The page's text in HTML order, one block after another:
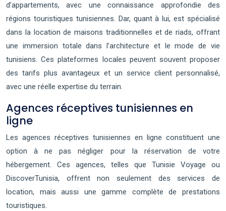
d’appartements, avec une connaissance approfondie des
régions touristiques tunisiennes. Dar, quant à lui, est spécialisé
dans la location de maisons traditionnelles et de riads, offrant
une immersion totale dans l’architecture et le mode de vie
tunisiens. Ces plateformes locales peuvent souvent proposer
des tarifs plus avantageux et un service client personnalisé,
avec une réelle expertise du terrain.
Agences réceptives tunisiennes en
ligne
Les agences réceptives tunisiennes en ligne constituent une
option à ne pas négliger pour la réservation de votre
hébergement. Ces agences, telles que Tunisie Voyage ou
DiscoverTunisia, offrent non seulement des services de
location, mais aussi une gamme complète de prestations
touristiques.